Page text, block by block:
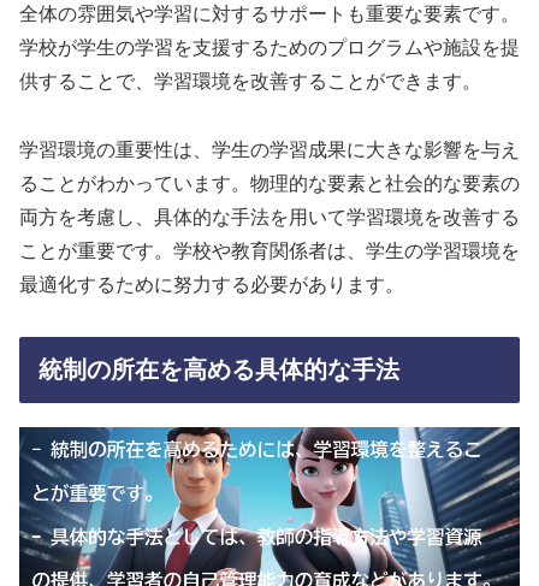
全体の雰囲気や学習に対するサポートも重要な要素です。
学校が学生の学習を支援するためのプログラムや施設を提
供することで、学習環境を改善することができます。
学習環境の重要性は、学生の学習成果に大きな影響を与え
ることがわかっています。物理的な要素と社会的な要素の
両方を考慮し、具体的な手法を用いて学習環境を改善する
ことが重要です。学校や教育関係者は、学生の学習環境を
最適化するために努力する必要があります。
統制の所在を高める具体的な手法